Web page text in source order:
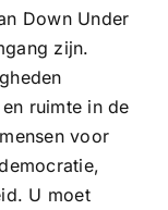
Down Under
zijn.
ruimte in de
voor
U moet